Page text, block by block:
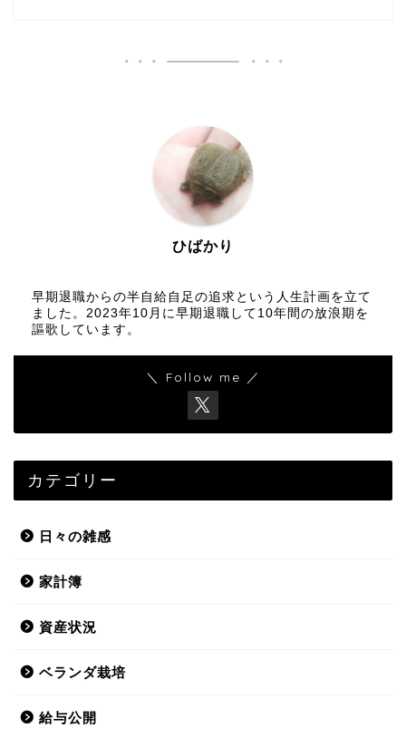
ひばかり
早期退職からの半自給自足の追求という人生計画を立て
ました。2023年10月に早期退職して10年間の放浪期を
謳歌しています。
＼ Follow me ／
カテゴリー
日々の雑感
家計簿
資産状況
ベランダ栽培
給与公開